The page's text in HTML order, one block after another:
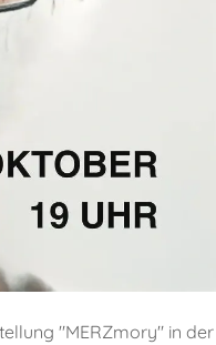
"MERZmory" in der